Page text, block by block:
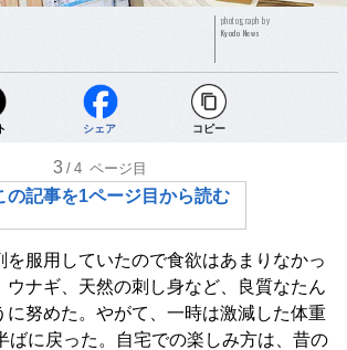
photograph by
Kyodo News
シェア コピー
3 /4 ページ目
の記事を1ページ目から読む
服用していたので食欲はあまりなかっ
ウナギ、天然の刺し身など、良質なたん
に努めた。やがて、一時は激減した体重
ばに戻った。自宅での楽しみ方は、昔の